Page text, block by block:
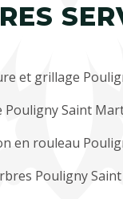
et grillage
Pouligny Saint
en rouleau
Pouligny